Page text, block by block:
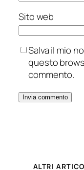
Sito web
Salva il mio
questo
commento.
ALTRI